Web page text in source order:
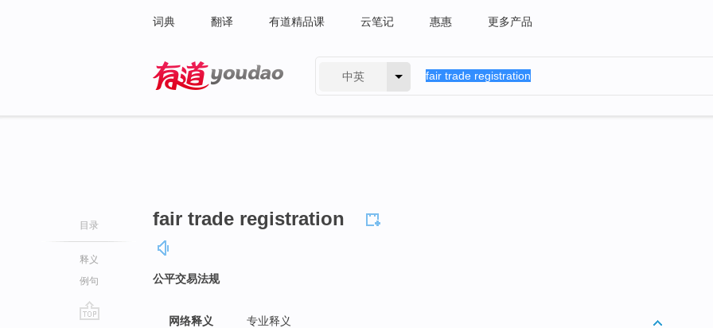
词典 翻译 有道精品课 云笔记 惠惠 更多产品
中英
目录
释义
例句
fair trade registration
公平交易法规
网络释义 专业释义